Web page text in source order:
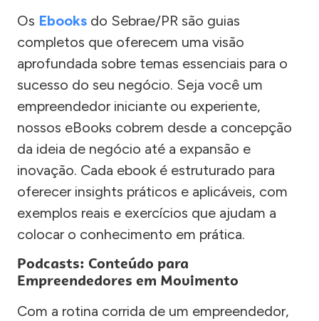
Os Ebooks do Sebrae/PR são guias
completos que oferecem uma visão
aprofundada sobre temas essenciais para o
sucesso do seu negócio. Seja você um
empreendedor iniciante ou experiente,
nossos eBooks cobrem desde a concepção
da ideia de negócio até a expansão e
inovação. Cada ebook é estruturado para
oferecer insights práticos e aplicáveis, com
exemplos reais e exercícios que ajudam a
colocar o conhecimento em prática.
Podcasts: Conteúdo para
Empreendedores em Movimento
Com a rotina corrida de um empreendedor,